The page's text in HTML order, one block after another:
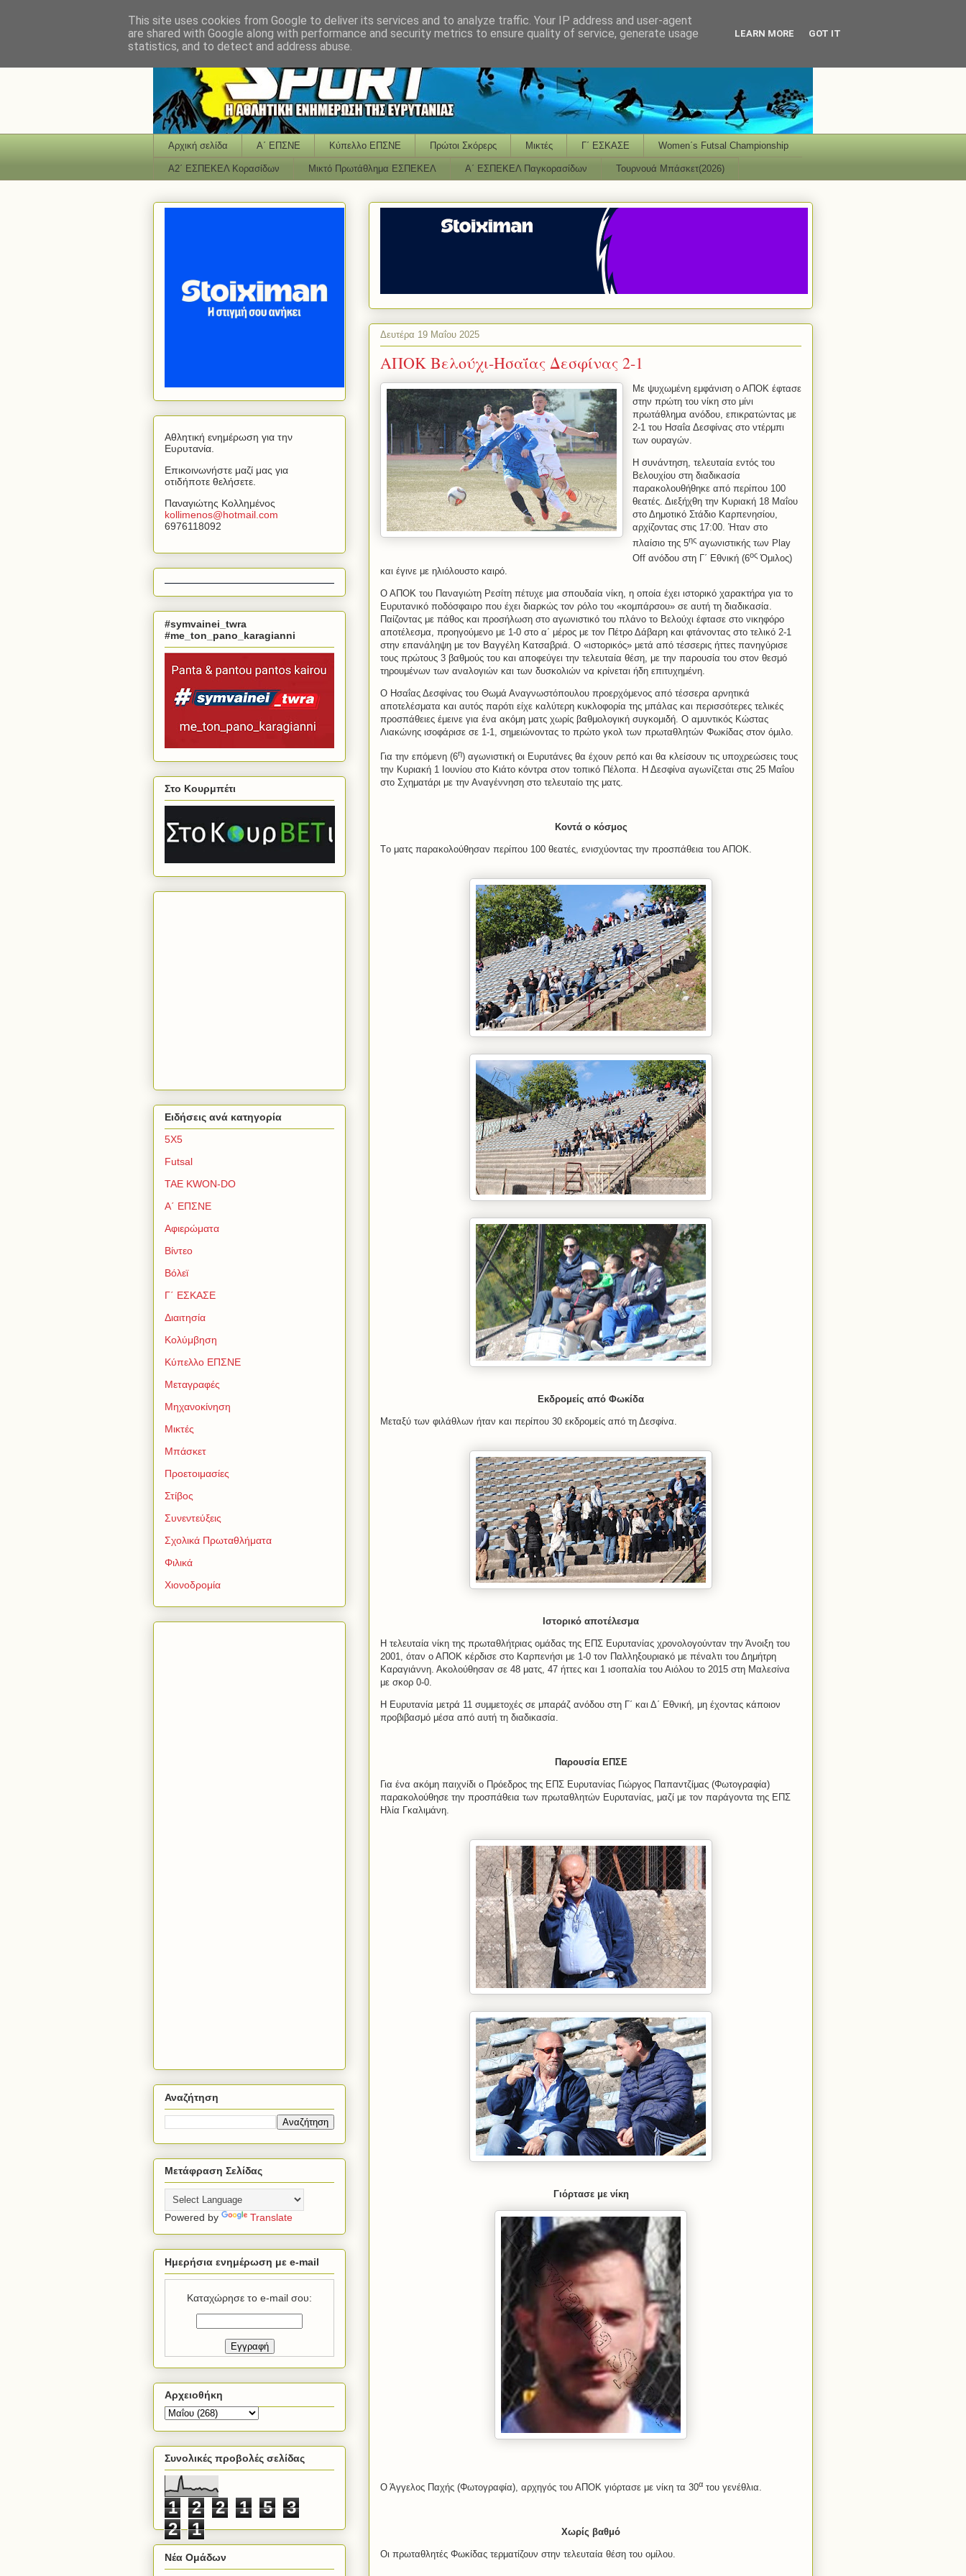
Αρχική σελίδα Α΄ ΕΠΣΝΕ Κύπελλο ΕΠΣΝΕ Πρώτοι Σκόρερς Μικτές Γ΄ ΕΣΚΑΣΕ Women΄s Futsal Championship
Α2΄ ΕΣΠΕΚΕΛ Κορασίδων Μικτό Πρωτάθλημα ΕΣΠΕΚΕΛ Α΄ ΕΣΠΕΚΕΛ Παγκορασίδων Τουρνουά Μπάσκετ(2026)
Δευτέρα 19 Μαΐου 2025
ΑΠΟΚ Βελούχι-Ησαΐας Δεσφίνας 2-1
Με ψυχωμένη εμφάνιση ο ΑΠΟΚ έφτασε
στην πρώτη του νίκη στο μίνι
πρωτάθλημα ανόδου, επικρατώντας με
2-1 του Ησαΐα Δεσφίνας στο ντέρμπι
των ουραγών.
Η συνάντηση, τελευταία εντός του
Βελουχίου στη διαδικασία
παρακολουθήθηκε από περίπου 100
θεατές. Διεξήχθη την Κυριακή 18 Μαΐου
στο Δημοτικό Στάδιο Καρπενησίου,
αρχίζοντας στις 17:00. Ήταν στο
πλαίσιο της 5ης αγωνιστικής των Play
Off ανόδου στη Γ΄ Εθνική (6ος Όμιλος)
και έγινε με ηλιόλουστο καιρό.
Ο ΑΠΟΚ του Παναγιώτη Ρεσίτη πέτυχε μια σπουδαία νίκη, η οποία έχει ιστορικό χαρακτήρα για το
Ευρυτανικό ποδόσφαιρο που έχει διαρκώς τον ρόλο του «κομπάρσου» σε αυτή τη διαδικασία.
Παίζοντας με πάθος και προσήλωση στο αγωνιστικό του πλάνο το Βελούχι έφτασε στο νικηφόρο
αποτέλεσμα, προηγούμενο με 1-0 στο α΄ μέρος με τον Πέτρο Δάβαρη και φτάνοντας στο τελικό 2-1
στην επανάληψη με τον Βαγγέλη Κατσαβριά. Ο «ιστορικός» μετά από τέσσερις ήττες πανηγύρισε
τους πρώτους 3 βαθμούς του και αποφεύγει την τελευταία θέση, με την παρουσία του στον θεσμό
τηρουμένων των αναλογιών και των δυσκολιών να κρίνεται ήδη επιτυχημένη.
Ο Ησαΐας Δεσφίνας του Θωμά Αναγνωστόπουλου προερχόμενος από τέσσερα αρνητικά
αποτελέσματα και αυτός παρότι είχε καλύτερη κυκλοφορία της μπάλας και περισσότερες τελικές
προσπάθειες έμεινε για ένα ακόμη ματς χωρίς βαθμολογική συγκομιδή. Ο αμυντικός Κώστας
Λιακώνης ισοφάρισε σε 1-1, σημειώνοντας το πρώτο γκολ των πρωταθλητών Φωκίδας στον όμιλο.
Για την επόμενη (6η) αγωνιστική οι Ευρυτάνες θα έχουν ρεπό και θα κλείσουν τις υποχρεώσεις τους
την Κυριακή 1 Ιουνίου στο Κιάτο κόντρα στον τοπικό Πέλοπα. Η Δεσφίνα αγωνίζεται στις 25 Μαΐου
στο Σχηματάρι με την Αναγέννηση στο τελευταίο της ματς.
Κοντά ο κόσμος
Tο ματς παρακολούθησαν περίπου 100 θεατές, ενισχύοντας την προσπάθεια του ΑΠΟΚ.
Eκδρομείς από Φωκίδα
Μεταξύ των φιλάθλων ήταν και περίπου 30 εκδρομείς από τη Δεσφίνα.
Ιστορικό αποτέλεσμα
Η τελευταία νίκη της πρωταθλήτριας ομάδας της ΕΠΣ Ευρυτανίας χρονολογούνταν την Άνοιξη του
2001, όταν ο ΑΠΟΚ κέρδισε στο Καρπενήσι με 1-0 τον Παλληξουριακό με πέναλτι του Δημήτρη
Καραγιάννη. Ακολούθησαν σε 48 ματς, 47 ήττες και 1 ισοπαλία του Αιόλου το 2015 στη Μαλεσίνα
με σκορ 0-0.
Η Ευρυτανία μετρά 11 συμμετοχές σε μπαράζ ανόδου στη Γ΄ και Δ΄ Εθνική, μη έχοντας κάποιον
προβιβασμό μέσα από αυτή τη διαδικασία.
Παρουσία ΕΠΣΕ
Για ένα ακόμη παιχνίδι ο Πρόεδρος της ΕΠΣ Ευρυτανίας Γιώργος Παπαντζίμας (Φωτογραφία)
παρακολούθησε την προσπάθεια των πρωταθλητών Ευρυτανίας, μαζί με τον παράγοντα της ΕΠΣ
Ηλία Γκαλιμάνη.
Γιόρτασε με νίκη
Ο Άγγελος Παχής (Φωτογραφία), αρχηγός του ΑΠΟΚ γιόρτασε με νίκη τα 30α του γενέθλια.
Χωρίς βαθμό
Οι πρωταθλητές Φωκίδας τερματίζουν στην τελευταία θέση του ομίλου.
Αθλητική ενημέρωση για την
Ευρυτανία.
Επικοινωνήστε μαζί μας για
οτιδήποτε θελήσετε.
Παναγιώτης Κολλημένος
kollimenos@hotmail com
6976118092
#symvainei_twra
#me_ton_pano_karagianni
Στο Κουρμπέτι
Ειδήσεις ανά κατηγορία
5Χ5
Futsal
TAE KWON-DO
Α΄ ΕΠΣΝΕ
Αφιερώματα
Βίντεο
Βόλεϊ
Γ΄ ΕΣΚΑΣΕ
Διαιτησία
Κολύμβηση
Κύπελλο ΕΠΣΝΕ
Μεταγραφές
Μηχανοκίνηση
Μικτές
Μπάσκετ
Προετοιμασίες
Στίβος
Συνεντεύξεις
Σχολικά Πρωταθλήματα
Φιλικά
Χιονοδρομία
Αναζήτηση
Μετάφραση Σελίδας
Powered by Translate
Ημερήσια ενημέρωση με e-mail
Καταχώρησε το e-mail σου:
Αρχειοθήκη
Συνολικές προβολές σελίδας
1 2 2 1 5
3
2
1
Νέα Ομάδων
This site uses cookies from Google to deliver its services and to analyze traffic. Your IP address and user-agent
are shared with Google along with performance and security metrics to ensure quality of service, generate usage
statistics, and to detect and address abuse.
LEARN MORE GOT IT